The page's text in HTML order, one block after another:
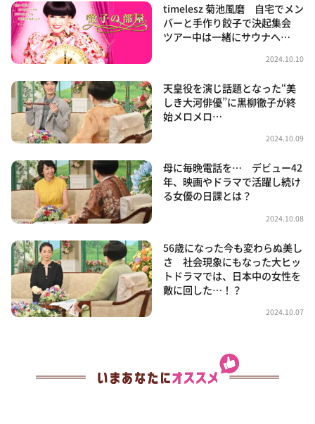
timelesz 菊池風磨 自宅でメン
バーと手作り餃子で決起集会
ツアー中は一緒にサウナへ…
2024.10.10
天皇役を演じ話題となった“美
しき大河俳優”に黒柳徹子が終
始メロメロ…
2024.10.09
母に毎晩電話を… デビュー42
年、映画やドラマで活躍し続け
る女優の日課とは？
2024.10.08
56歳になった今も変わらぬ美し
さ 社会現象にもなった大ヒッ
トドラマでは、日本中の女性を
敵に回した…！？
2024.10.07